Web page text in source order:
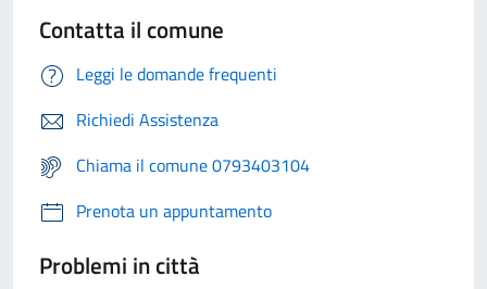
Contatta il comune
Leggi le domande frequenti
Richiedi Assistenza
Chiama il comune 0793403104
Prenota un appuntamento
Problemi in città